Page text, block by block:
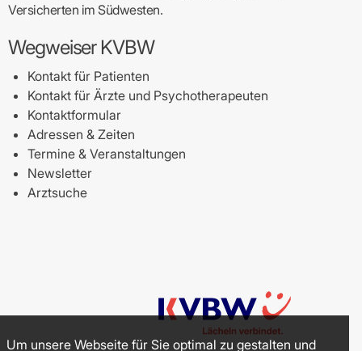
Versicherten im Südwesten.
Wegweiser KVBW
Kontakt für Patienten
Kontakt für Ärzte und Psychotherapeuten
Kontaktformular
Adressen & Zeiten
Termine & Veranstaltungen
Newsletter
Arztsuche
Um unsere Webseite für Sie optimal zu gestalten und